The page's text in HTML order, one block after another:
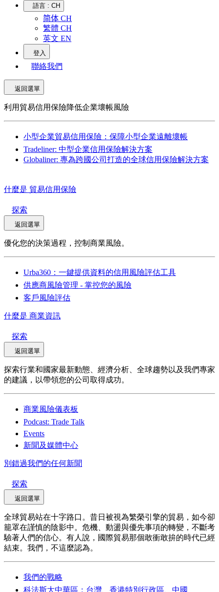
語言 : CH
简体 CH
繁體 CH
英文 EN
登入
聯絡我們
返回選單
利用貿易信用保險降低企業壞帳風險
小型企業貿易信用保險：保障小型企業遠離壞帳
Tradeliner: 中型企業信用保險解決方案
Globaliner: 專為跨國公司打造的全球信用保險解決方案
什麼是 貿易信用保險
探索
返回選單
優化您的決策過程，控制商業風險。
Urba360：一鍵提供資料的信用風險評估工具
供應商風險管理 - 掌控您的風險
客戶風險評估
什麼是 商業資訊
探索
返回選單
探索行業和國家最新動態、經濟分析、全球趨勢以及我們專家
的建議，以帶領您的公司取得成功。
商業風險儀表板
Podcast: Trade Talk
Events
新聞及媒體中心
別錯過我們的任何新聞
探索
返回選單
全球貿易站在十字路口。昔日被視為繁榮引擎的貿易，如今卻
籠罩在謹慎的陰影中。危機、動盪與優先事項的轉變，不斷考
驗著人們的信心。有人說，國際貿易那個敢衝敢拚的時代已經
結束。我們，不這麼認為。
我們的戰略
科法斯大中華區：台灣、香港特別行政區、中國